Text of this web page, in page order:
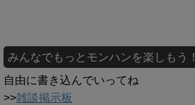
みんなでもっとモンハンを楽しもう！
自由に書き込んでいってね
>>雑談掲示板